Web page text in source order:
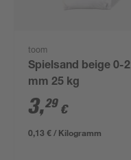
toom
Spielsand beige 0-2
mm 25 kg
3,29 €
0,13 € / Kilogramm